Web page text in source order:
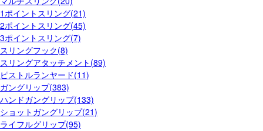
1ポイントスリング(21)
2ポイントスリング(45)
3ポイントスリング(7)
スリングフック(8)
スリングアタッチメント(89)
ピストルランヤード(11)
ガングリップ(383)
ハンドガングリップ(133)
ショットガングリップ(21)
ライフルグリップ(95)